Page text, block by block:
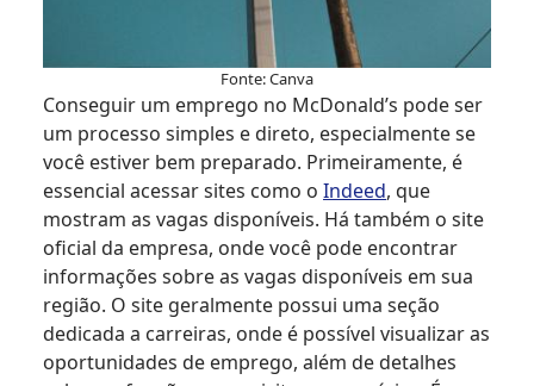
Fonte: Canva
Conseguir um emprego no McDonald’s pode ser
um processo simples e direto, especialmente se
você estiver bem preparado. Primeiramente, é
essencial acessar sites como o Indeed, que
mostram as vagas disponíveis. Há também o site
oficial da empresa, onde você pode encontrar
informações sobre as vagas disponíveis em sua
região. O site geralmente possui uma seção
dedicada a carreiras, onde é possível visualizar as
oportunidades de emprego, além de detalhes